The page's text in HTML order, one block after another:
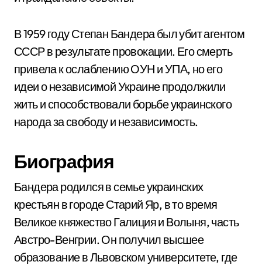
В 1959 году Степан Бандера был убит агентом
СССР в результате провокации. Его смерть
привела к ослаблению ОУН и УПА, но его
идеи о независимой Украине продолжили
жить и способствовали борьбе украинского
народа за свободу и независимость.
Биография
Бандера родился в семье украинских
крестьян в городе Старий Яр, в то время
Великое княжество Галиция и Волыня, часть
Австро-Венгрии. Он получил высшее
образование в Львовском университете, где